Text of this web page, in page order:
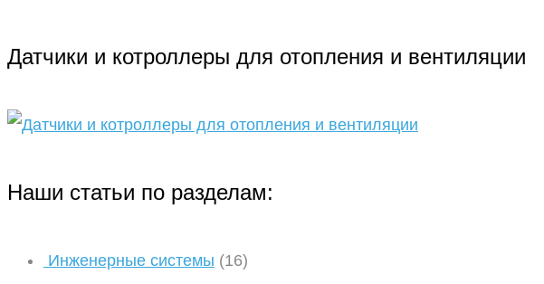
Датчики и котроллеры для отопления и вентиляции
Наши статьи по разделам:
Инженерные системы (16)